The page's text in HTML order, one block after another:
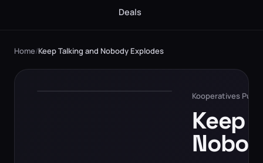
Deals
Home/Keep Talking and Nobody Explodes
Kooperatives
Keep